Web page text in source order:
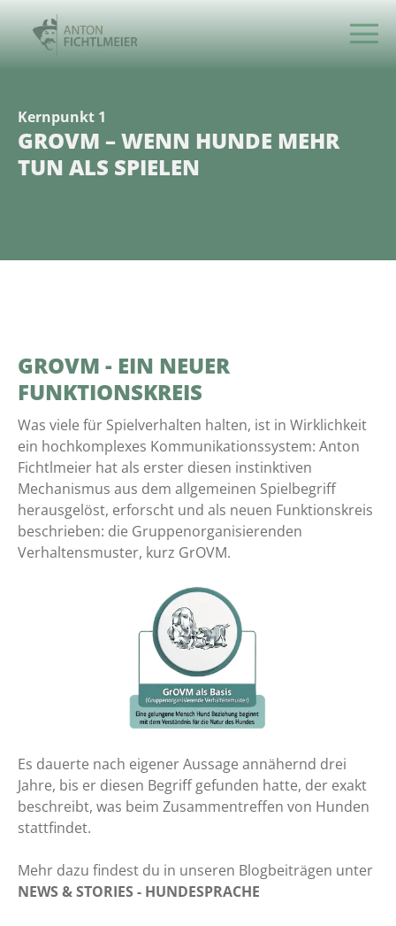
Kernpunkt 1
GROVM – WENN HUNDE MEHR
TUN ALS SPIELEN
GROVM - EIN NEUER
FUNKTIONSKREIS
Was viele für Spielverhalten halten, ist in Wirklichkeit
ein hochkomplexes Kommunikationssystem: Anton
Fichtlmeier hat als erster diesen instinktiven
Mechanismus aus dem allgemeinen Spielbegriff
herausgelöst, erforscht und als neuen Funktionskreis
beschrieben: die Gruppenorganisierenden
Verhaltensmuster, kurz GrOVM.
Es dauerte nach eigener Aussage annähernd drei
Jahre, bis er diesen Begriff gefunden hatte, der exakt
beschreibt, was beim Zusammentreffen von Hunden
stattfindet.
Mehr dazu findest du in unseren Blogbeiträgen unter
NEWS & STORIES - HUNDESPRACHE